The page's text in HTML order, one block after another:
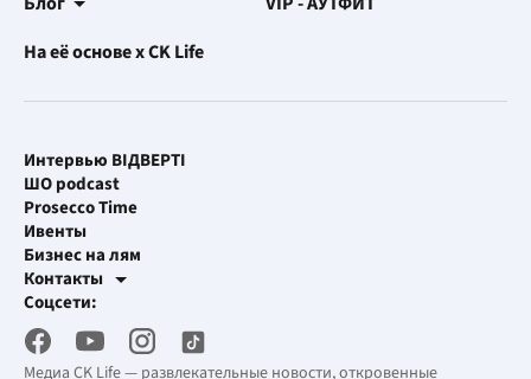
На её основе x CK Life
Медиа CK Life — развлекательные новости, откровенные
Интервью ВІДВЕРТІ
ШО podcast
Prosecco Time
Ивенты
Бизнес на лям
Контакты
Рекламные интеграции
Рабочая почта
Соцсети: